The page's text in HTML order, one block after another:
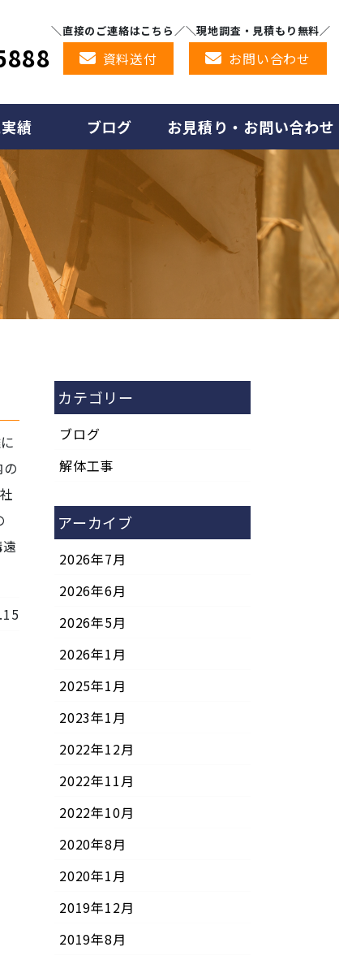
＼直接のご連絡はこちら／
資料送付
＼現地調査・見積もり無料／
お問い合わせ
績 ブログ お見積り・お問い合わせ
カテゴリー
ブログ
解体工事
アーカイブ
2026年7月
2026年6月
2026年5月
2026年1月
2025年1月
2023年1月
2022年12月
2022年11月
2022年10月
2020年8月
2020年1月
2019年12月
2019年8月